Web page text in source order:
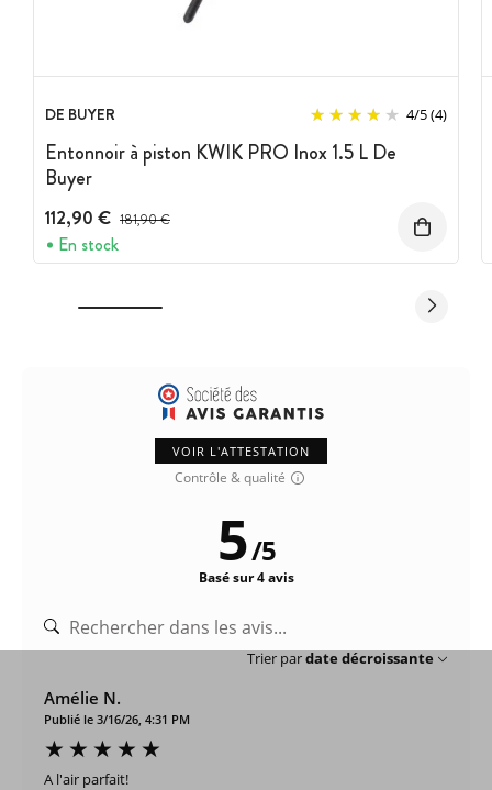
DE BUYER 4/5(4)
Entonnoir à piston KWIK PRO Inox 1.5 L De
Buyer
112,90 € Prix avant réduction :
181,90 €
En stock
VOIR L'ATTESTATION
Contrôle & qualité
5/5
Basé sur 4 avis
Trier pardate décroissante
Amélie N.
Publié le 3/16/26, 4:31 PM
A l'air parfait!